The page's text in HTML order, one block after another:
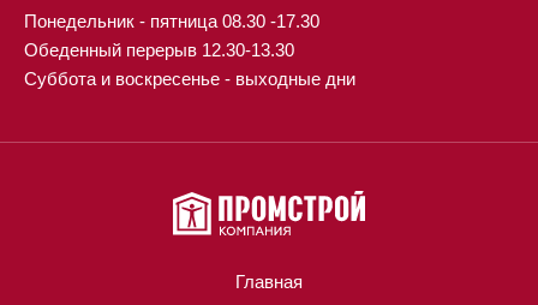
Понедельник - пятница 08.30 -17.30
Обеденный перерыв 12.30-13.30
Суббота и воскресенье - выходные дни
Главная